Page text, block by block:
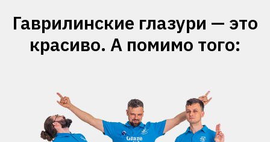
Гаврилинские глазури — это
красиво. А помимо того: